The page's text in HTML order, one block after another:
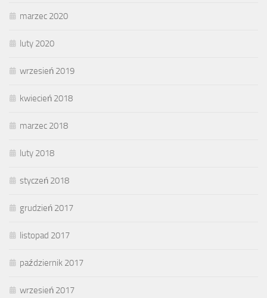
marzec 2020
luty 2020
wrzesień 2019
kwiecień 2018
marzec 2018
luty 2018
styczeń 2018
grudzień 2017
listopad 2017
październik 2017
wrzesień 2017